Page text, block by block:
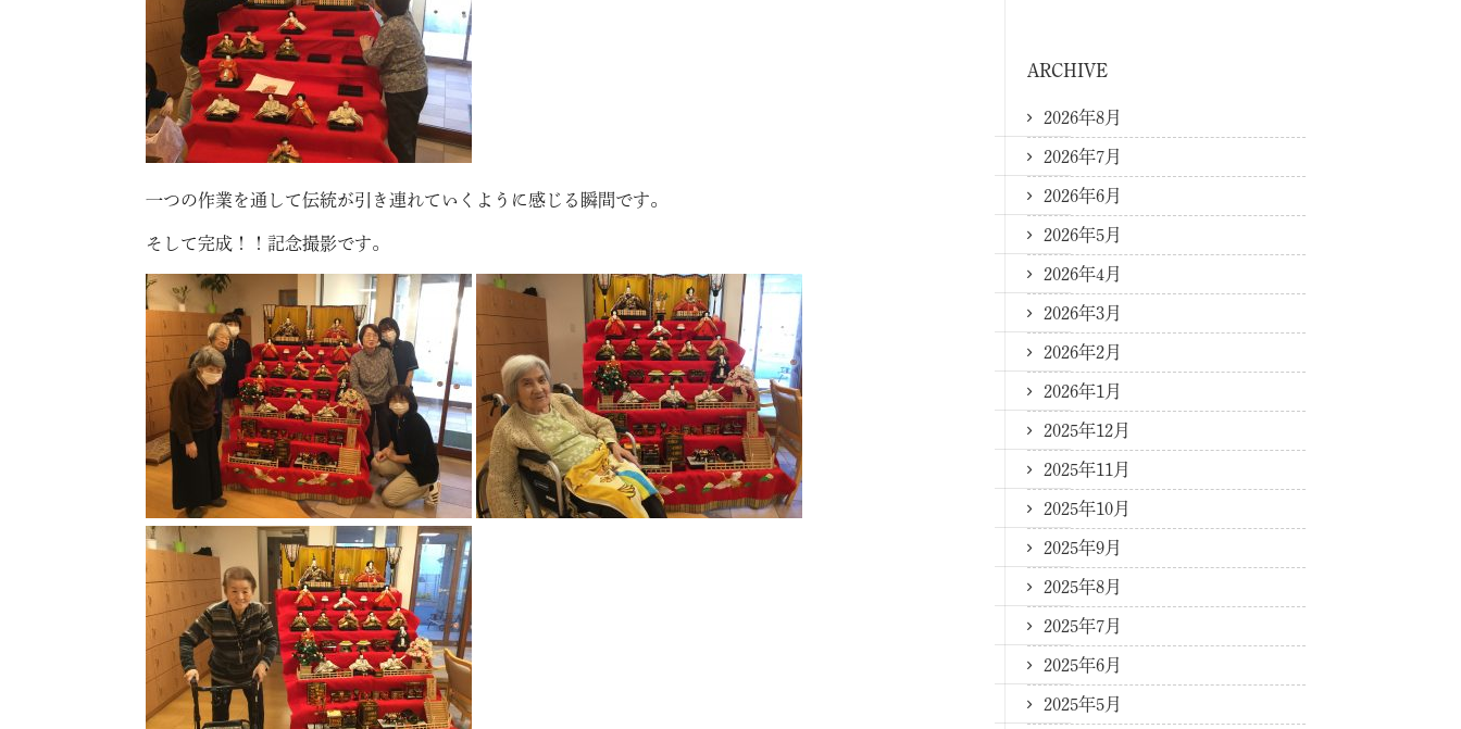
一つの作業を通して伝統が引き連れていくように感じる瞬間です。
そして完成！！記念撮影です。
ARCHIVE
2026年8月
2026年7月
2026年6月
2026年5月
2026年4月
2026年3月
2026年2月
2026年1月
2025年12月
2025年11月
2025年10月
2025年9月
2025年8月
2025年7月
2025年6月
2025年5月